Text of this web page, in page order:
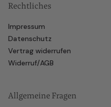
Rechtliches
Impressum
Datenschutz
Vertrag widerrufen
Widerruf/AGB
Allgemeine Fragen